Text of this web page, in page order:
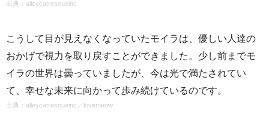
出典：alleycatrescueinc
こうして目が見えなくなっていたモイラは、優しい人達の
おかげで視力を取り戻すことができました。少し前までモ
イラの世界は曇っていましたが、今は光で満たされてい
て、幸せな未来に向かって歩み続けているのです。
出典： alleycatrescueinc ／ lovemeow